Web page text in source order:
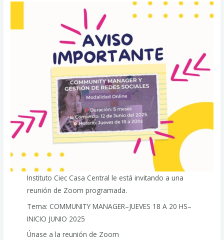
Instituto Ciec Casa Central le está invitando a una
reunión de Zoom programada.
Tema: COMMUNITY MANAGER–JUEVES 18 A 20 HS–
INICIO JUNIO 2025
Únase a la reunión de Zoom